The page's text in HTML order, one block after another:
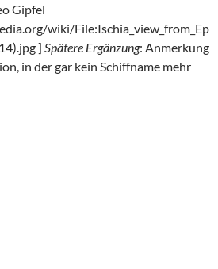
Gipfel
wiki/File:Ischia_view_from_Ep
] Spätere Ergänzung: Anmerkung
in der gar kein Schiffname mehr